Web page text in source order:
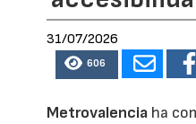
31/07/2026
606
Metrovalencia ha